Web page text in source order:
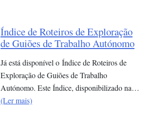
Índice de Roteiros de Exploração
de Guiões de Trabalho Autónomo
Já está disponível o Índice de Roteiros de
Exploração de Guiões de Trabalho
Autónomo. Este Índice, disponibilizado na…
(Ler mais)